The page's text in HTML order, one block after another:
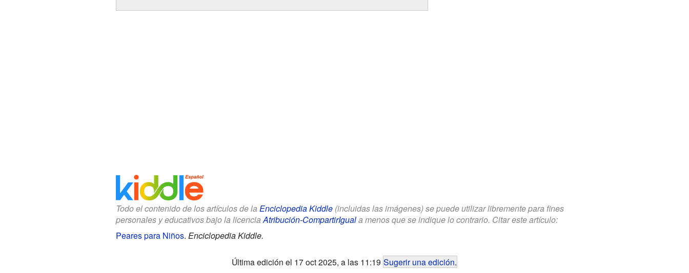
Todo el contenido de los artículos de la Enciclopedia Kiddle(incluidas las imágenes) se puede utilizar libremente para fines
personales y educativos bajo la licenciaAtribución-CompartirIguala menos que se indique lo contrario. Citar este artículo:
Peares para Niños. Enciclopedia Kiddle.
Última edición el 17 oct 2025, a las 11:19 Sugerir una edición.